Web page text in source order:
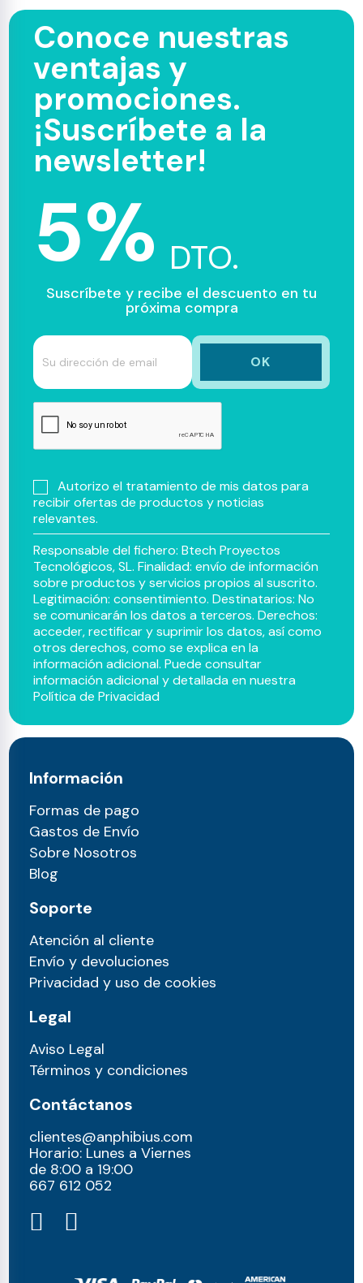
Conoce nuestras
ventajas y
promociones.
¡Suscríbete a la
newsletter!
5% DTO.
Suscríbete y recibe el descuento en tu
próxima compra
Autorizo el tratamiento de mis datos para
recibir ofertas de productos y noticias
relevantes.
Responsable del fichero: Btech Proyectos
Tecnológicos, SL. Finalidad: envío de información
sobre productos y servicios propios al suscrito.
Legitimación: consentimiento. Destinatarios: No
se comunicarán los datos a terceros. Derechos:
acceder, rectificar y suprimir los datos, así como
otros derechos, como se explica en la
información adicional. Puede consultar
información adicional y detallada en nuestra
Política de Privacidad
Información
Formas de pago
Gastos de Envío
Sobre Nosotros
Blog
Soporte
Atención al cliente
Envío y devoluciones
Privacidad y uso de cookies
Legal
Aviso Legal
Términos y condiciones
Contáctanos
clientes@anphibius.com
Horario: Lunes a Viernes
de 8:00 a 19:00
667 612 052​